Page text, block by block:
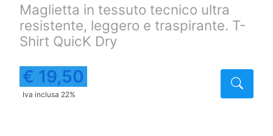
Maglietta in tessuto tecnico ultra
resistente, leggero e traspirante. T-
Shirt QuicK Dry
€ 19,50
Iva inclusa 22%